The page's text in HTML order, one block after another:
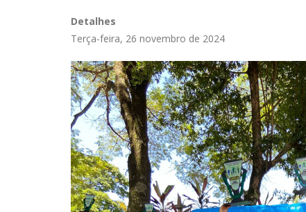
Detalhes
Terça-feira, 26 novembro de 2024